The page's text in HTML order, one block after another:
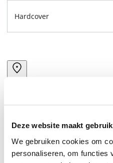
Deze website maakt
We gebruiken cookies om
personaliseren, om functies
Hardcover
Here is the definitive